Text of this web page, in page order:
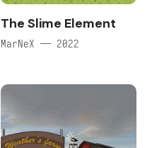
The Slime Element
MarNeX — 2022